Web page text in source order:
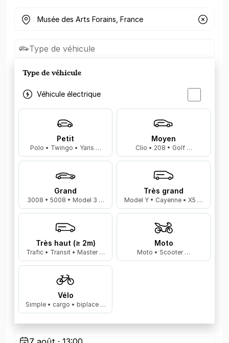
Où cherchez-vous un parking ?
Type de véhicule
Type de véhicule
Véhicule électrique
Petit
Polo • Twingo • Yaris …
Moyen
Clio • 208 • Golf …
Grand
3008 • 5008 • Model 3 …
Très grand
Model Y • Cayenne • X5 …
Très haut (≥ 2m)
Trafic • Transit • Master …
Moto
Moto • Scooter …
Vélo
Simple • cargo • biplace …